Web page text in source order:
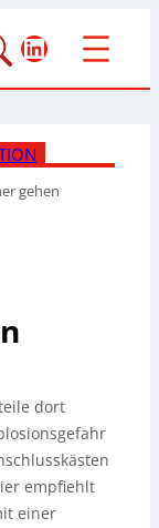
LinkedIn
gehen
dort
empfiehlt
einer